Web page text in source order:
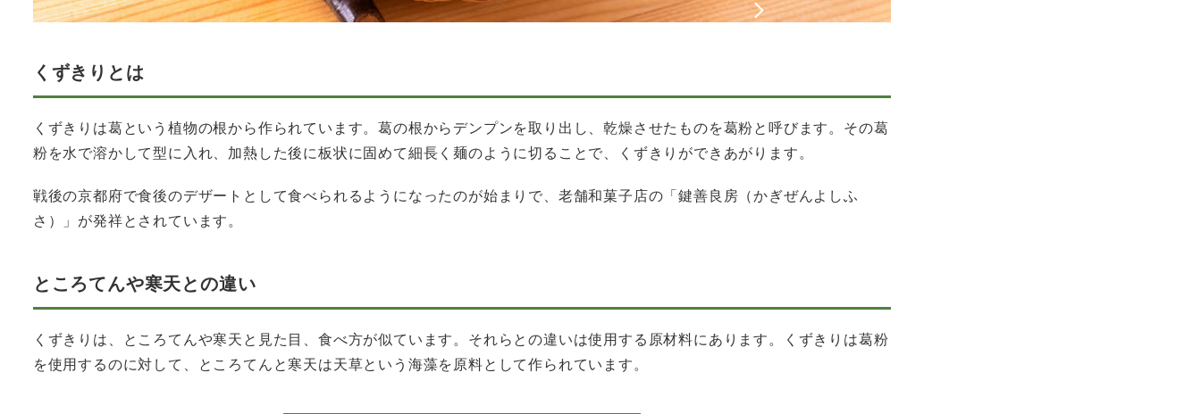
くずきりとは
くずきりは葛という植物の根から作られています。葛の根からデンプンを取り出し、乾燥させたものを葛粉と呼びます。その葛
粉を水で溶かして型に入れ、加熱した後に板状に固めて細長く麺のように切ることで、くずきりができあがります。
戦後の京都府で食後のデザートとして食べられるようになったのが始まりで、老舗和菓子店の「鍵善良房（かぎぜんよしふ
さ）」が発祥とされています。
ところてんや寒天との違い
くずきりは、ところてんや寒天と見た目、食べ方が似ています。それらとの違いは使用する原材料にあります。くずきりは葛粉
を使用するのに対して、ところてんと寒天は天草という海藻を原料として作られています。